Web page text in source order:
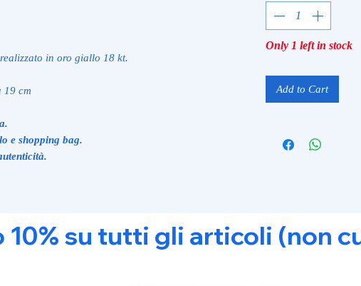
in oro giallo 18 kt.
19 cm
e shopping bag.
Only 1 left in stock
Add to Cart
10% su tutti gli articoli (non